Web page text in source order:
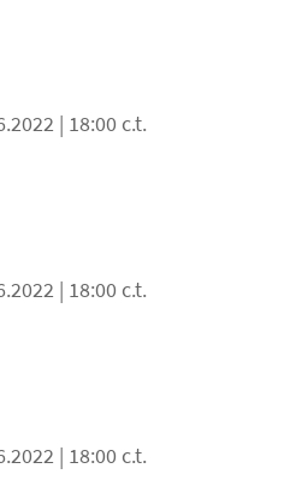
| 18:00 c.t.
| 18:00 c.t.
| 18:00 c.t.